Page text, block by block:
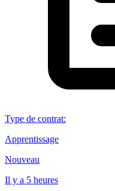
Type de contrat:
Apprentissage
Nouveau
Il y a 5 heures